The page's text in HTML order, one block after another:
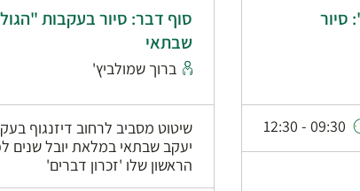
סיור
09:30 - 12:30
סוף דבר: סיור בעקבות
שבתאי
ברוך שמולביץ'
שיטוט מסביב לרחוב דיזנגוף
יעקב שבתאי במלאת יובל שנים
הראשון שלו 'זכרון דברים'